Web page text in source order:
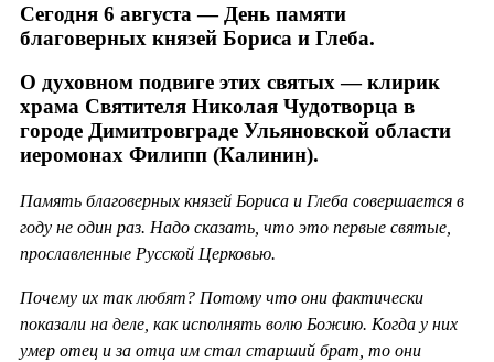
Сегодня 6 августа — День памяти
благоверных князей Бориса и Глеба.
О духовном подвиге этих святых — клирик
храма Святителя Николая Чудотворца в
городе Димитровграде Ульяновской области
иеромонах Филипп (Калинин).
Память благоверных князей Бориса и Глеба совершается в
году не один раз. Надо сказать, что это первые святые,
прославленные Русской Церковью.
Почему их так любят? Потому что они фактически
показали на деле, как исполнять волю Божию. Когда у них
умер отец и за отца им стал старший брат, то они